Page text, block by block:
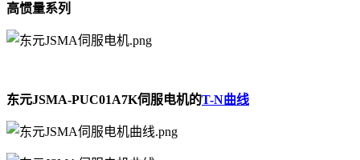
高惯量系列
东元JSMA-PUC01A7K伺服电机的T-N曲线